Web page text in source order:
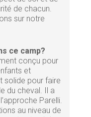
de chacun.
sur notre
ce camp?
conçu pour
et
solide pour faire
du cheval. Il a
Parelli.
au niveau de